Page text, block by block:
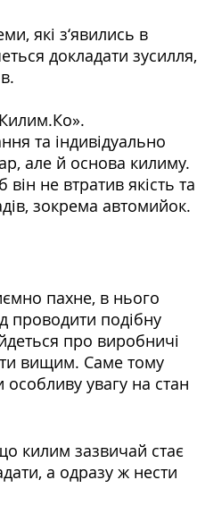
які з‘явились в
докладати зусилля,
та індивідуально
але й основа килиму.
не втратив якість та
зокрема автомийок.
пахне, в нього
проводити подібну
про виробничі
вищим. Саме тому
особливу увагу на стан
килим зазвичай стає
а одразу ж нести